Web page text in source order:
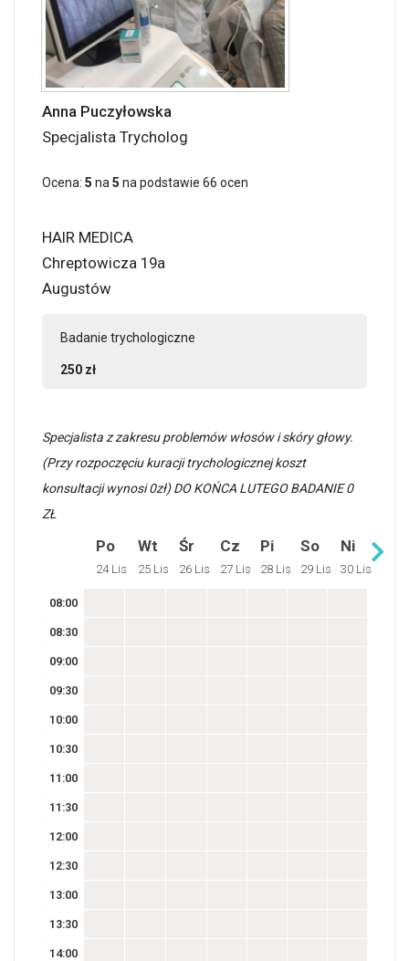
Anna Puczyłowska
Specjalista Trycholog
Ocena: 5 na 5 na podstawie 66 ocen
HAIR MEDICA
Chreptowicza 19a
Augustów
Badanie trychologiczne
250 zł
Specjalista z zakresu problemów włosów i skóry głowy.
(Przy rozpoczęciu kuracji trychologicznej koszt
konsultacji wynosi 0zł) DO KOŃCA LUTEGO BADANIE 0
ZŁ
Po
24 Lis
Wt
25 Lis
Śr
26 Lis
Cz
27 Lis
Pi
28 Lis
So
29 Lis
Ni
30 Lis
08:00
08:30
09:00
09:30
10:00
10:30
11:00
11:30
12:00
12:30
13:00
13:30
14:00